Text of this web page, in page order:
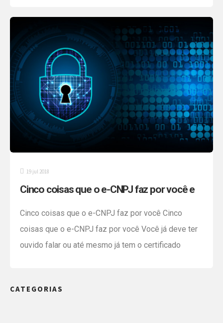
CNPJs. Embora o site facilite alguns processos
burocráticos, a consultoria de um contador é
essencial para que a abertura da empresa seja feita
de forma […]
19 jul 2018
Cinco coisas que o e-CNPJ faz por você e
Cinco coisas que o e-CNPJ faz por você Cinco
coisas que o e-CNPJ faz por você Você já deve ter
ouvido falar ou até mesmo já tem o certificado
Aqui, listamos cinco das funcionalidades mais
CATEGORIAS